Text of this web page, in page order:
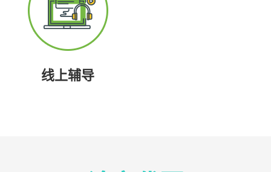
线上辅导